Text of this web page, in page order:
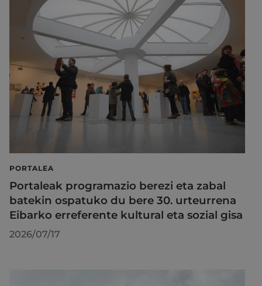
PORTALEA
Portaleak programazio berezi eta zabal
batekin ospatuko du bere 30. urteurrena
Eibarko erreferente kultural eta sozial gisa
2026/07/17